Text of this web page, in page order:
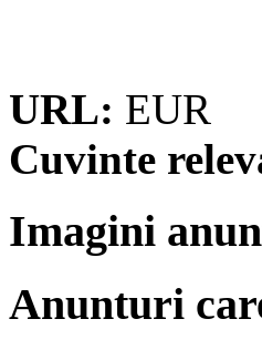
URL: EUR
Cuvinte
Imagini
Anunturi